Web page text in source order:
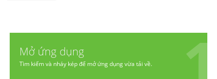
Mở ứng dụng
Tìm kiếm và nháy kép để mở ứng dụng vừa tải về.